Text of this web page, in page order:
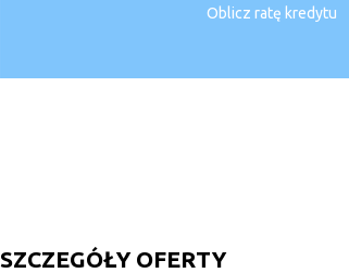
Oblicz ratę kredytu
SZCZEGÓŁY OFERTY